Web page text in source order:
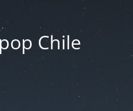
Chile